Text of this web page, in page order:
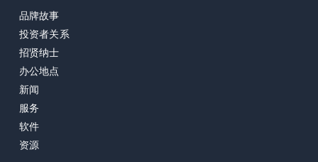
品牌故事
投资者关系
招贤纳士
办公地点
新闻
服务
软件
资源